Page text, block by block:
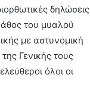
δηλώσεις
του μυαλού
με αστυνομική
Γενικής τους
όλοι οι